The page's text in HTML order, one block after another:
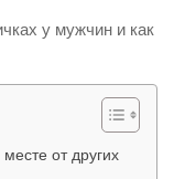
от других